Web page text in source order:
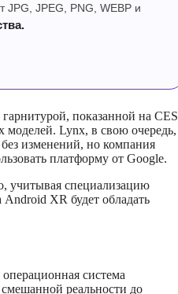
JPG, JPEG, PNG, WEBP и
показанной на CES
моделей. Lynx, в свою очередь,
без изменений, но компания
платформу от Google.
учитывая специализацию
XR будет обладать
система
реальности до